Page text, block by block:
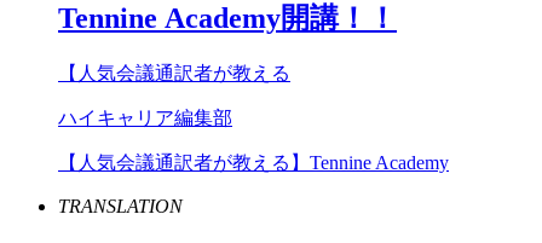
Tennine Academy開講！！
【人気会議通訳者が教える
ハイキャリア編集部
【人気会議通訳者が教える】Tennine Academy
TRANSLATION